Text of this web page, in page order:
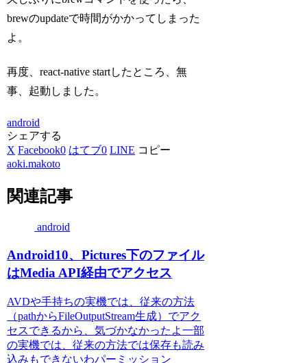
brewのupdateで時間がかかってしまった
よ。
再度、react-native startしたところ、無
事、起動しました。
android
シェアする
X Facebook0 はてブ0 LINE コピー
aoki.makoto
関連記事
android
Android10、Pictures下のファイル
はMedia API経由でアクセス
AVDや手持ちの実機では、従来の方法
（pathからFileOutputStream生成）でアク
セスできるから、気づかなかったよ一部
の実機では、従来の方法では保存も読み
込みもできないわパーミッション